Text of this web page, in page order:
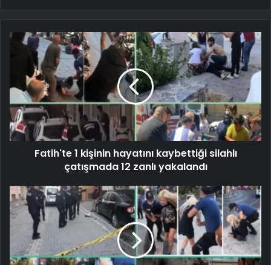
Fatih'te 1 kişinin hayatını kaybettiği silahlı
çatışmada 12 zanlı yakalandı